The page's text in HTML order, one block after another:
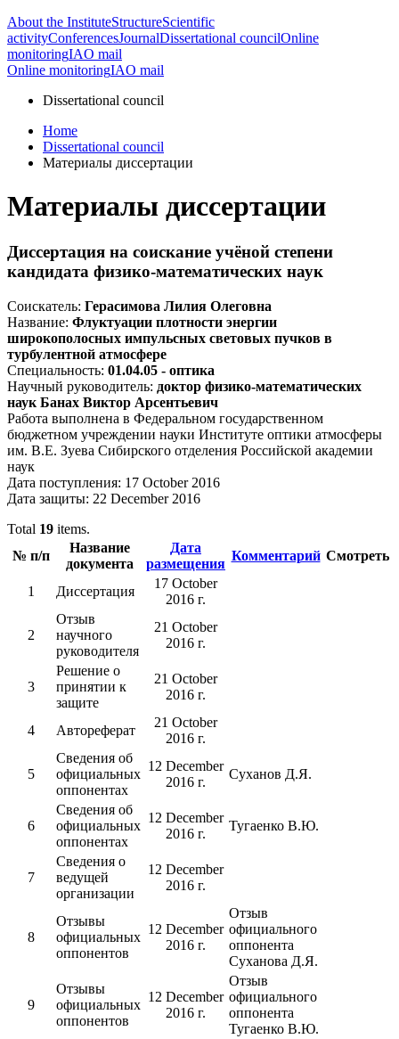
About the InstituteStructureScientific
activityConferencesJournalDissertational councilOnline
monitoringIAO mail
Online monitoringIAO mail
Dissertational council
Home
Dissertational council
Материалы диссертации
Материалы диссертации
Диссертация на соискание учёной степени
кандидата физико-математических наук
Соискатель: Герасимова Лилия Олеговна
Название: Флуктуации плотности энергии
широкополосных импульсных световых пучков в
турбулентной атмосфере
Специальность: 01.04.05 - оптика
Научный руководитель: доктор физико-математических
наук Банах Виктор Арсентьевич
Работа выполнена в Федеральном государственном
бюджетном учреждении науки Институте оптики атмосферы
им. В.Е. Зуева Сибирского отделения Российской академии
наук
Дата поступления: 17 October 2016
Дата защиты: 22 December 2016
Total 19 items.
№ п/п
Название
документа
Дата
размещения
Комментарий Смотреть
1 Диссертация
17 October
2016 г.
2
Отзыв
научного
руководителя
21 October
2016 г.
3
Решение о
принятии к
защите
21 October
2016 г.
4 Автореферат
21 October
2016 г.
5
Сведения об
официальных
оппонентах
12 December
2016 г.
Суханов Д.Я.
6
Сведения об
официальных
оппонентах
12 December
2016 г.
Тугаенко В.Ю.
7
Сведения о
ведущей
организации
12 December
2016 г.
8
Отзывы
официальных
оппонентов
12 December
2016 г.
Отзыв
официального
оппонента
Суханова Д.Я.
9
Отзывы
официальных
оппонентов
12 December
2016 г.
Отзыв
официального
оппонента
Тугаенко В.Ю.